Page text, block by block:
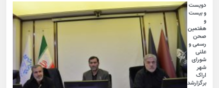
دویست
و بیست
و
هفتمین
صحن
رسمی و
علنی
شورای
شهر
اراک
برگزارشد